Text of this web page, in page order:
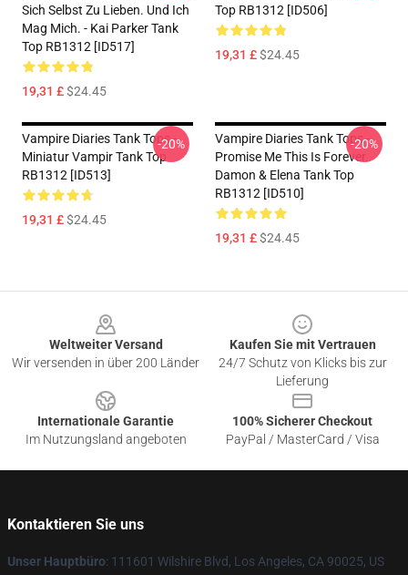
Sich Selbst Zu Lieben. Und Ich
Mag Mich. - Kai Parker Tank
Top RB1312 [ID517]
19,31 £$24.45
Top RB1312 [ID506]
19,31 £$24.45
Vampire Diaries Tank Tops -
Miniatur Vampir Tank Top
RB1312 [ID513]
19,31 £$24.45
-20%
Vampire Diaries Tank Tops -
Promise Me This Is Forever.
Damon & Elena Tank Top
RB1312 [ID510]
19,31 £$24.45
-20%
Weltweiter Versand
Wir versenden in über 200 Länder
Kaufen Sie mit Vertrauen
24/7 Schutz von Klicks bis zur
Lieferung
Internationale Garantie
Im Nutzungsland angeboten
100% Sicherer Checkout
PayPal / MasterCard / Visa
Kontaktieren Sie uns
Unser Hauptbüro: 111601 Wilshire Blvd, Los Angeles, CA 90025, US